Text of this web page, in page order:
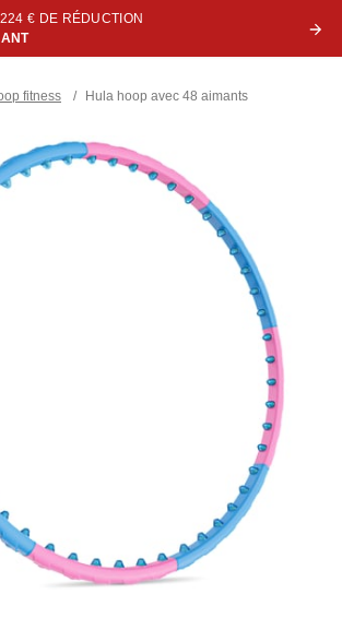
€ DE RÉDUCTION
fitness / Hula hoop avec 48 aimants